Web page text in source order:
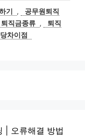
기 ,
공무원퇴직
퇴직금종류 ,
퇴직
차이점
| 오류해결 방법